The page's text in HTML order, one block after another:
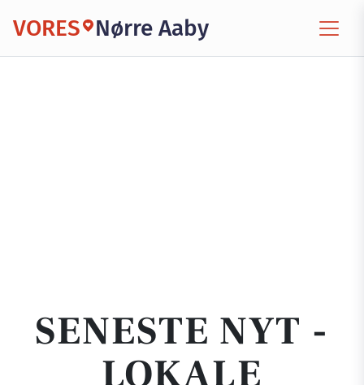
VORES Nørre Aaby
SENESTE NYT -
LOKALE